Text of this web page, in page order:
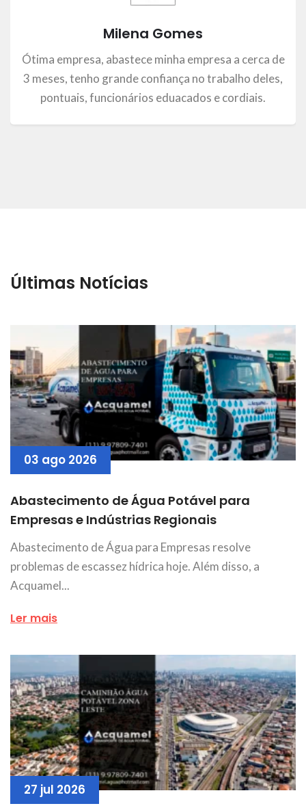
Milena Gomes
Ótima empresa, abastece minha empresa a cerca de
3 meses, tenho grande confiança no trabalho deles,
pontuais, funcionários eduacados e cordiais.
Últimas Notícias
03 ago 2026
Abastecimento de Água Potável para
Empresas e Indústrias Regionais
Abastecimento de Água para Empresas resolve
problemas de escassez hídrica hoje. Além disso, a
Acquamel...
Ler mais
27 jul 2026